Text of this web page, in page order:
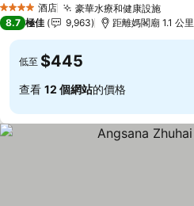
4 星級 酒店 豪華水療和健康設施
8.7 極佳 9,963 距離媽閣廟 1.1 公里
低至 $445
查看 12 個網站的價格